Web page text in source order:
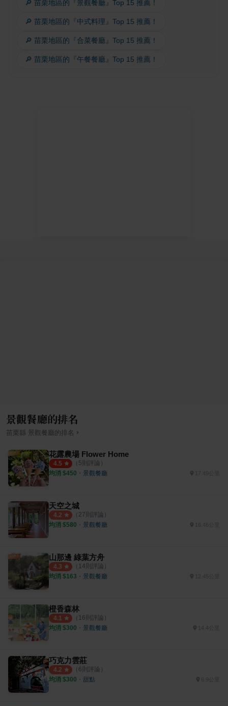
🔎 苗栗地區的『景觀餐廳』Top 15 推薦！
🔎 苗栗地區的『中式料理』Top 15 推薦！
🔎 苗栗地區的『合菜餐廳』Top 15 推薦！
🔎 苗栗地區的『午餐餐廳』Top 15 推薦！
景觀餐廳的排名
苗栗縣 景觀餐廳的排名 ›
花露農場 Flower Home
4.5 （ 5則評論）
均消 $450 ・ 景觀餐廳 17.49公里
天空之城
4.2 （ 27則評論）
均消 $580 ・ 景觀餐廳 16.46公里
山那邊 綠葉方舟
4.3 （ 14則評論）
均消 $163 ・ 景觀餐廳 12.45公里
橙香森林
4.1 （ 16則評論）
均消 $300 ・ 景觀餐廳 14.4公里
巧克力雲莊
4.2 （ 6則評論）
均消 $300 ・ 甜點